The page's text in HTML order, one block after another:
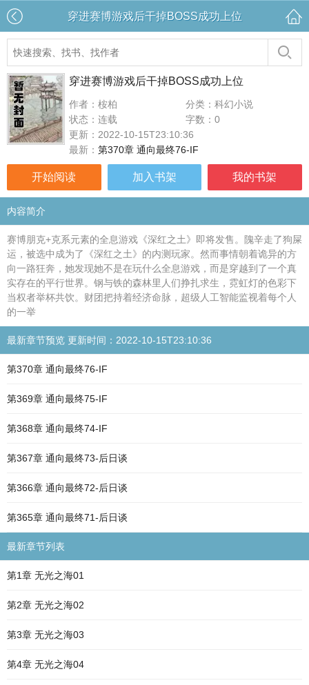
穿进赛博游戏后干掉BOSS成功上位
穿进赛博游戏后干掉BOSS成功上位
作者：桉柏
分类：科幻小说
状态：连载
字数：0
更新：2022-10-15T23:10:36
最新： 第370章 通向最终76-IF
开始阅读 加入书架 我的书架
内容简介
赛博朋克+克系元素的全息游戏《深红之土》即将发售。隗辛走了狗屎
运，被选中成为了《深红之土》的内测玩家。然而事情朝着诡异的方
向一路狂奔，她发现她不是在玩什么全息游戏，而是穿越到了一个真
实存在的平行世界。钢与铁的森林里人们挣扎求生，霓虹灯的色彩下
当权者举杯共饮。财团把持着经济命脉，超级人工智能监视着每个人
的一举
最新章节预览 更新时间：2022-10-15T23:10:36
第370章 通向最终76-IF
第369章 通向最终75-IF
第368章 通向最终74-IF
第367章 通向最终73-后日谈
第366章 通向最终72-后日谈
第365章 通向最终71-后日谈
最新章节列表
第1章 无光之海01
第2章 无光之海02
第3章 无光之海03
第4章 无光之海04